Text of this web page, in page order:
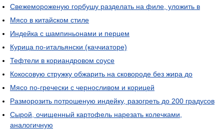
Свежемороженую горбушу разделать на филе, уложить в
Мясо в китайском стиле
Индейка с шампиньонами и перцем
Курица по-итальянски (каччиаторе)
Тефтели в кориандровом соусе
Кокосовую стружку обжарить на сковороде без жира до
Мясо по-гречески с черносливом и корицей
Разморозить потрошеную индейку, разогреть до 200 градусов
Сырой, очищенный картофель нарезать колечками,
аналогичную